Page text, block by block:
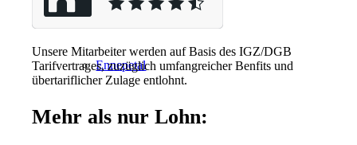
Ennepetal
Unsere Mitarbeiter werden auf Basis des IGZ/DGB
Tarifvertrages, zuzüglich umfangreicher Benfits und
übertariflicher Zulage entlohnt.
Mehr als nur Lohn: